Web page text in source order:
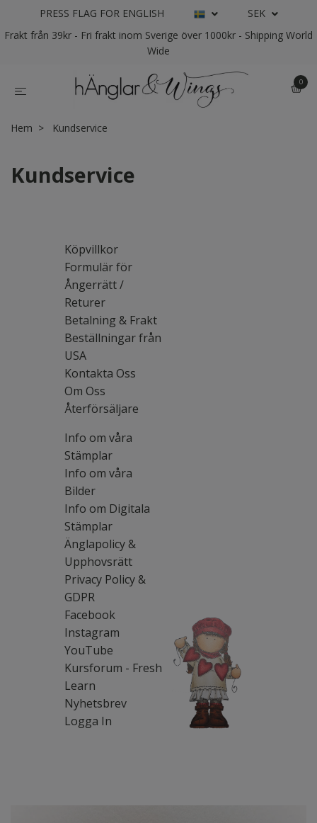
PRESS FLAG FOR ENGLISH
SEK
Frakt från 39kr - Fri frakt inom Sverige över 1000kr - Shipping World
Wide
0
Hem Kundservice
Kundservice
Köpvillkor
Formulär för
Ångerrätt /
Returer
Betalning & Frakt
Beställningar från
USA
Kontakta Oss
Om Oss
Återförsäljare
Info om våra
Stämplar
Info om våra
Bilder
Info om Digitala
Stämplar
Änglapolicy &
Upphovsrätt
Privacy Policy &
GDPR
Facebook
Instagram
YouTube
Kursforum - Fresh
Learn
Nyhetsbrev
Logga In